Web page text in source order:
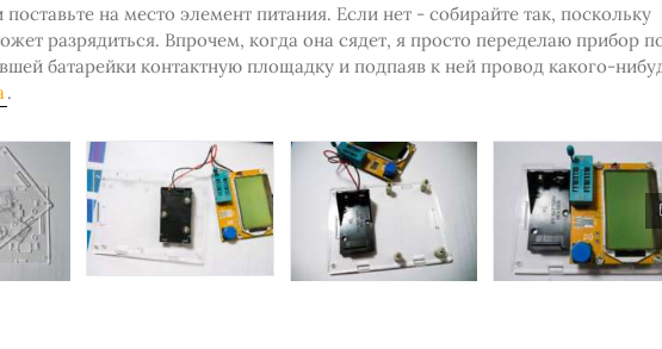
на место элемент питания. Если нет - собирайте так, поскольку
разрядиться. Впрочем, когда она сядет, я просто переделаю прибор
батарейки контактную площадку и подпаяв к ней провод какого-
.